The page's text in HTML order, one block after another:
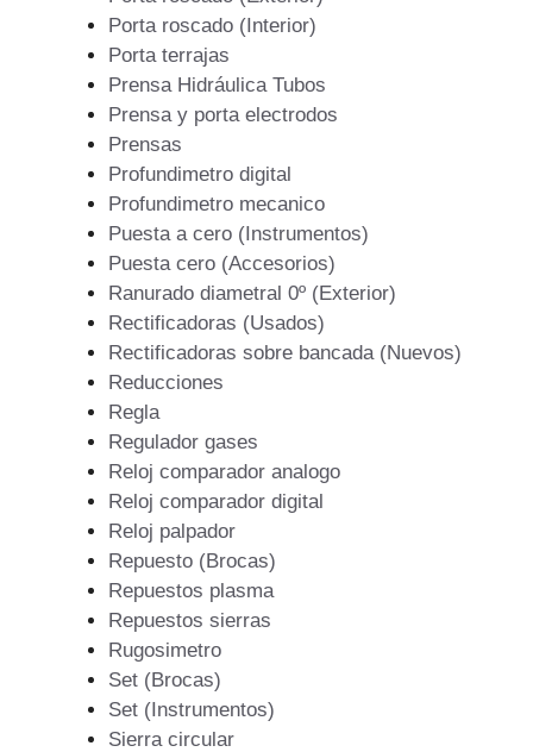
Porta roscado (Interior)
Porta terrajas
Prensa Hidráulica Tubos
Prensa y porta electrodos
Prensas
Profundimetro digital
Profundimetro mecanico
Puesta a cero (Instrumentos)
Puesta cero (Accesorios)
Ranurado diametral 0º (Exterior)
Rectificadoras (Usados)
Rectificadoras sobre bancada (Nuevos)
Reducciones
Regla
Regulador gases
Reloj comparador analogo
Reloj comparador digital
Reloj palpador
Repuesto (Brocas)
Repuestos plasma
Repuestos sierras
Rugosimetro
Set (Brocas)
Set (Instrumentos)
Sierra circular